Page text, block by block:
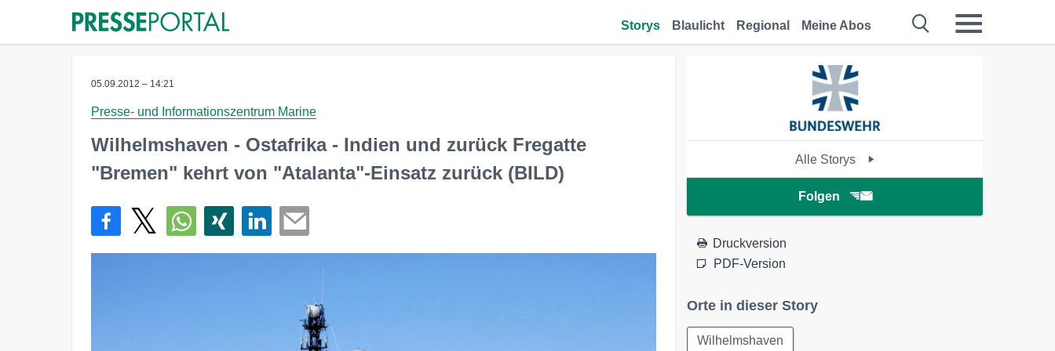
Storys Blaulicht Regional Meine Abos
05.09.2012 – 14:21
Presse- und Informationszentrum Marine
Wilhelmshaven - Ostafrika - Indien und zurück Fregatte
"Bremen" kehrt von "Atalanta"-Einsatz zurück (BILD)
Alle Storys
Folgen
Druckversion
PDF-Version
Orte in dieser Story
Wilhelmshaven